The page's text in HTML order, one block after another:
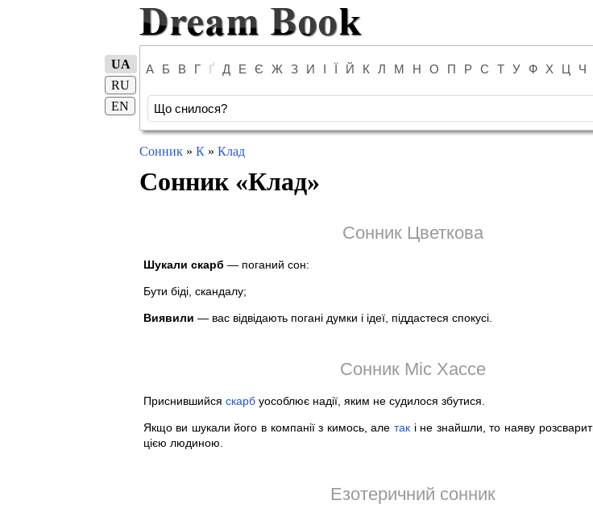
А Б В Г Ґ Д Е Є Ж З И І Ї Й К Л М Н О П Р С Т У Ф Х Ц Ч
UA
RU
EN
Сонник» К» Клад
Сонник «Клад»
Сонник Цветкова
Шукали скарб — поганий сон:
Бути біді, скандалу;
Виявили — вас відвідають погані думки і ідеї, піддастеся спокусі.
Сонник Міс Хассе
Приснившийся скарбуособлює надії, яким не судилося збутися.
Якщо ви шукали його в компанії з кимось, але так і не знайшли, то наяву
цією людиною.
Езотеричний сонник